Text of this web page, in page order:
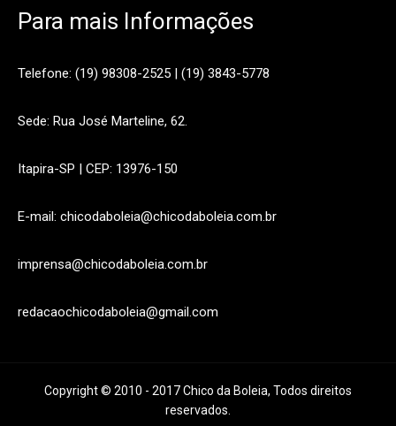
Para mais Informações
Telefone: (19) 98308-2525 | (19) 3843-5778
Sede: Rua José Marteline, 62.
Itapira-SP | CEP: 13976-150
E-mail: chicodaboleia@chicodaboleia.com.br
imprensa@chicodaboleia.com.br
redacaochicodaboleia@gmail.com
Copyright © 2010 - 2017 Chico da Boleia, Todos direitos
reservados.